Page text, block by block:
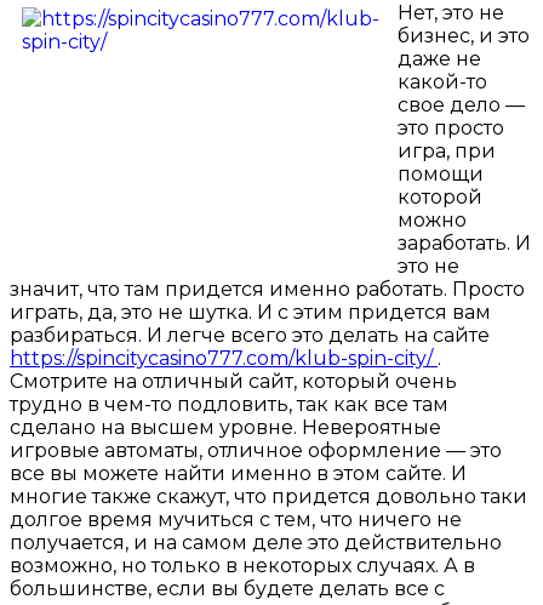
Нет, это не
бизнес, и это
даже не
какой-то
свое дело —
это просто
игра, при
помощи
которой
можно
заработать. И
это не
значит, что там придется именно работать. Просто
играть, да, это не шутка. И с этим придется вам
разбираться. И легче всего это делать на сайте
https://spincitycasino777.com/klub-spin-city/ .
Смотрите на отличный сайт, который очень
трудно в чем-то подловить, так как все там
сделано на высшем уровне. Невероятные
игровые автоматы, отличное оформление — это
все вы можете найти именно в этом сайте. И
многие также скажут, что придется довольно таки
долгое время мучиться с тем, что ничего не
получается, и на самом деле это действительно
возможно, но только в некоторых случаях. А в
большинстве, если вы будете делать все с